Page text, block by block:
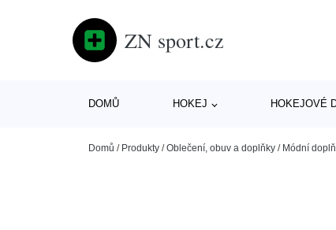
ZN sport.cz
DOMŮ HOKEJ HOKEJOVÉ
Domů / Produkty /Oblečení, obuv a doplňky / Módní